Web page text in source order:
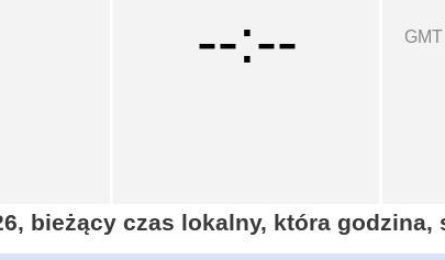
--:-- GMT
bieżący czas lokalny, która godzina,